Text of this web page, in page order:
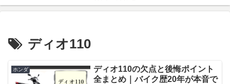
ディオ110
ホンダ
ディオ110の欠点と後悔ポイント
全まとめ｜バイク歴20年が本音で